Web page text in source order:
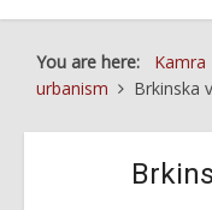
You are here: Kamra
urbanism
Brkinska